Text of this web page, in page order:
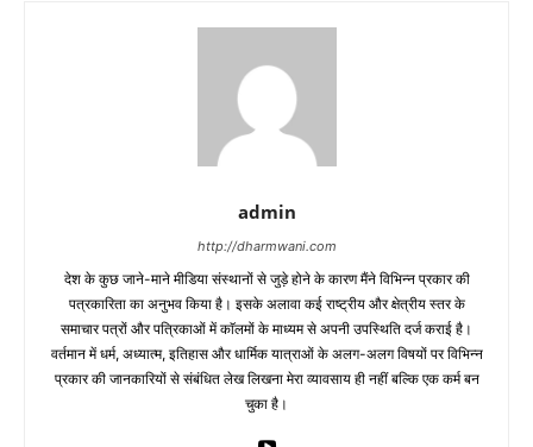
admin
http://dharmwani.com
देश के कुछ जाने-माने मीडिया संस्थानों से जुड़े होने के कारण मैंने विभिन्न प्रकार की
पत्रकारिता का अनुभव किया है। इसके अलावा कई राष्ट्रीय और क्षेत्रीय स्तर के
समाचार पत्रों और पत्रिकाओं में काॅलमों के माध्यम से अपनी उपस्थिति दर्ज कराई है।
वर्तमान में धर्म, अध्यात्म, इतिहास और धार्मिक यात्राओं के अलग-अलग विषयों पर विभिन्न
प्रकार की जानकारियों से संबंधित लेख लिखना मेरा व्यावसाय ही नहीं बल्कि एक कर्म बन
चुका है।